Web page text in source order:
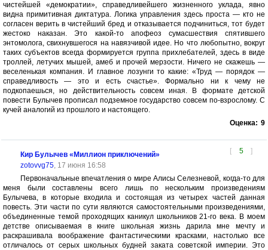
чистейшей «демократии», справедливейшего жизненного уклада, явно
видна примитивная диктатура. Логика управления здесь проста — кто не
согласен верить в чистейший бред и отказывается подчиниться, тот будет
жестоко наказан. Это какой-то апофеоз сумасшествия спятившего
энтомолога, свихнувшегося на навязчивой идее. Но что любопытно, вокруг
таких субъектов всегда формируется группа прихлебателей, здесь в виде
троллей, летучих мышей, амеб и прочей мерзости. Ничего не скажешь —
веселенькая компания. И главное лозунги то какие: «Труд — порядок —
справедливость — это и есть счастье». Формально ни к чему не
подкопаешься, но действительность совсем иная. В формате детской
повести Булычев прописал подземное государство совсем по-взрослому. С
кучей аналогий из прошлого и настоящего.
Оценка: 9
[ 5 ]
Кир Булычев «Миллион приключений»
zotovvg75, 17 июня 16:58
Первоначальные впечатления о мире Алисы Селезневой, когда-то для
меня были составлены всего лишь по нескольким произведениям
Булычева, в которые входила и состоящая из четырех частей данная
повесть. Эти части по сути являются самостоятельными произведениями,
объединенные темой проходящих каникул школьников 21-го века. В моем
детстве описываемая в книге школьная жизнь дарила мне мечту и
раскрашивала воображение фантастическими красками, настолько все
отличалось от серых школьных будней заката советской империи. Это